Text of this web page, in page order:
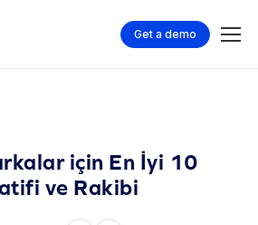
Get a demo
için En İyi 10
ve Rakibi